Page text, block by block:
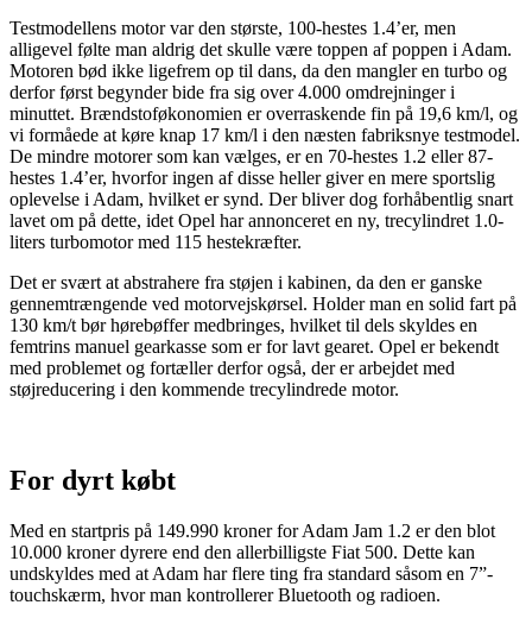
Testmodellens motor var den største, 100-hestes 1.4’er, men
alligevel følte man aldrig det skulle være toppen af poppen i Adam.
Motoren bød ikke ligefrem op til dans, da den mangler en turbo og
derfor først begynder bide fra sig over 4.000 omdrejninger i
minuttet. Brændstoføkonomien er overraskende fin på 19,6 km/l, og
vi formåede at køre knap 17 km/l i den næsten fabriksnye testmodel.
De mindre motorer som kan vælges, er en 70-hestes 1.2 eller 87-
hestes 1.4’er, hvorfor ingen af disse heller giver en mere sportslig
oplevelse i Adam, hvilket er synd. Der bliver dog forhåbentlig snart
lavet om på dette, idet Opel har annonceret en ny, trecylindret 1.0-
liters turbomotor med 115 hestekræfter.
Det er svært at abstrahere fra støjen i kabinen, da den er ganske
gennemtrængende ved motorvejskørsel. Holder man en solid fart på
130 km/t bør hørebøffer medbringes, hvilket til dels skyldes en
femtrins manuel gearkasse som er for lavt gearet. Opel er bekendt
med problemet og fortæller derfor også, der er arbejdet med
støjreducering i den kommende trecylindrede motor.
For dyrt købt
Med en startpris på 149.990 kroner for Adam Jam 1.2 er den blot
10.000 kroner dyrere end den allerbilligste Fiat 500. Dette kan
undskyldes med at Adam har flere ting fra standard såsom en 7”-
touchskærm, hvor man kontrollerer Bluetooth og radioen.